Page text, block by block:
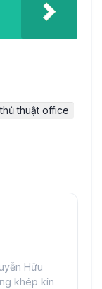
thủ thuật office
Hữu
khép kín